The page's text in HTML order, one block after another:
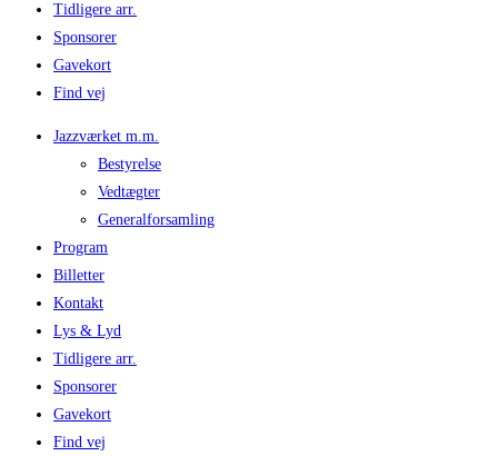
Tidligere arr.
Sponsorer
Gavekort
Find vej
Jazzværket m.m.
Bestyrelse
Vedtægter
Generalforsamling
Program
Billetter
Kontakt
Lys & Lyd
Tidligere arr.
Sponsorer
Gavekort
Find vej